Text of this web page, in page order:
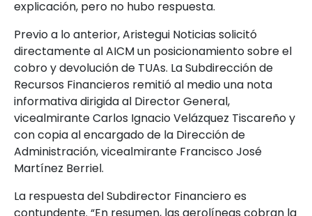
explicación, pero no hubo respuesta.
Previo a lo anterior, Aristegui Noticias solicitó
directamente al AICM un posicionamiento sobre el
cobro y devolución de TUAs. La Subdirección de
Recursos Financieros remitió al medio una nota
informativa dirigida al Director General,
vicealmirante Carlos Ignacio Velázquez Tiscareño y
con copia al encargado de la Dirección de
Administración, vicealmirante Francisco José
Martínez Berriel.
La respuesta del Subdirector Financiero es
contundente. “En resumen, las aerolíneas cobran la